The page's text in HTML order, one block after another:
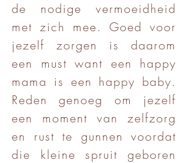
de nodige vermoeidheid
met zich mee. Goed voor
jezelf zorgen is daarom
een must want een happy
mama is een happy baby.
Reden genoeg om jezelf
een moment van zelfzorg
en rust te gunnen voordat
die kleine spruit geboren